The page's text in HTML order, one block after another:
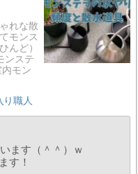
れな散
モンス
んど）
ンステ
モン
り職人
ます（＾＾）ｗ
す！